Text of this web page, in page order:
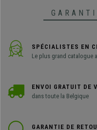
SPÉCIALISTES EN
Le plus grand catalogue
ENVOI GRATUIT DE
dans toute la Belgique
GARANTIE DE